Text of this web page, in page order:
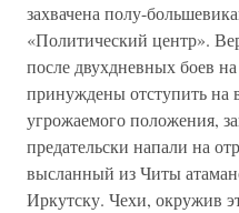
захвачена полу-
«Политический центр».
после двухдневных боев
принуждены отступить на
угрожаемого положения,
предательски напали на
высланный из Читы
Иркутску. Чехи, окружив